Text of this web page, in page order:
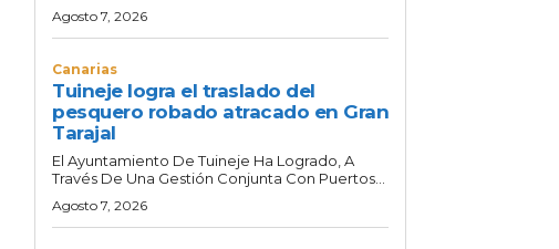
Agosto 7, 2026
Canarias
Tuineje logra el traslado del
pesquero robado atracado en Gran
Tarajal
El Ayuntamiento De Tuineje Ha Logrado, A
Través De Una Gestión Conjunta Con Puertos...
Agosto 7, 2026